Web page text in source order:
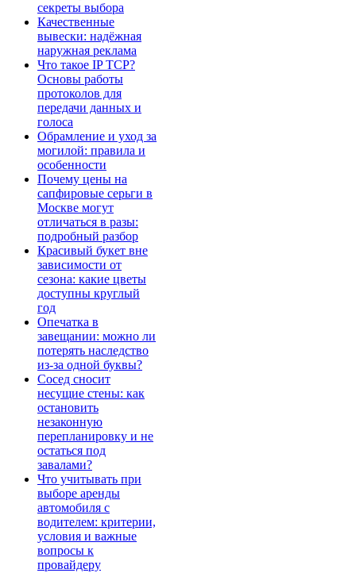
секреты выбора
Качественные
вывески: надёжная
наружная реклама
Что такое IP TCP?
Основы работы
протоколов для
передачи данных и
голоса
Обрамление и уход за
могилой: правила и
особенности
Почему цены на
сапфировые серьги в
Москве могут
отличаться в разы:
подробный разбор
Красивый букет вне
зависимости от
сезона: какие цветы
доступны круглый
год
Опечатка в
завещании: можно ли
потерять наследство
из-за одной буквы?
Сосед сносит
несущие стены: как
остановить
незаконную
перепланировку и не
остаться под
завалами?
Что учитывать при
выборе аренды
автомобиля с
водителем: критерии,
условия и важные
вопросы к
провайдеру